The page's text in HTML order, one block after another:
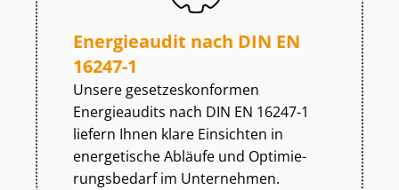
Energieaudit nach DIN EN
16247-1
Unsere ge­set­zes­kon­for­men
Energieaudits nach DIN EN 16247-1
liefern Ihnen klare Einsichten in
energetische Abläufe und Op­ti­mie­
rungs­be­darf im Unternehmen.